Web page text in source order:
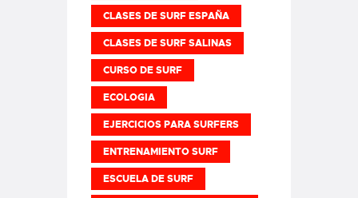
CLASES DE SURF ESPAÑA
CLASES DE SURF SALINAS
CURSO DE SURF
ECOLOGIA
EJERCICIOS PARA SURFERS
ENTRENAMIENTO SURF
ESCUELA DE SURF